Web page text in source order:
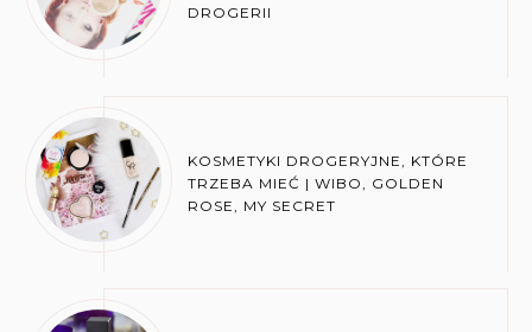
DROGERII
KOSMETYKI DROGERYJNE, KTÓRE
TRZEBA MIEĆ | WIBO, GOLDEN
ROSE, MY SECRET